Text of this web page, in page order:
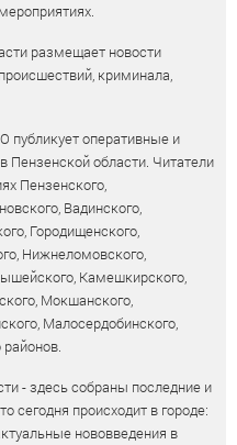
размещает новости
криминала,
оперативные и
Пензенской области. Читатели
Пензенского,
Вадинского,
Городищенского,
Нижнеломовского,
Камешкирского,
Мокшанского,
Малосердобинского,
- здесь собраны последние и
сегодня происходит в городе:
нововведения в